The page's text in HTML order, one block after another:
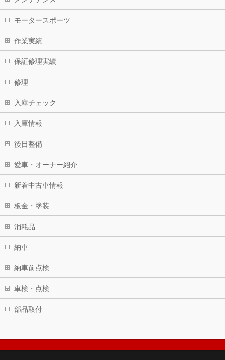
モータースポーツ
作業実績
保証修理実績
修理
入庫チェック
入庫情報
後日整備
愛車・オーナー紹介
新着中古車情報
板金・塗装
消耗品
納車
納車前点検
車検・点検
部品取付